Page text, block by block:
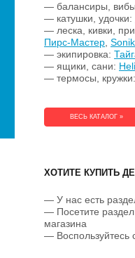
— балансиры,
— катушки, удочки:
— леска, кивки,
Пирс-Мастер
— экипировка:
— ящики, сани:
— термосы, кружки:
ВЕСЬ КАТАЛОГ »
ХОТИТЕ КУПИТЬ
— У нас есть
— Посетите раздел
магазина
— Воспользуйтесь